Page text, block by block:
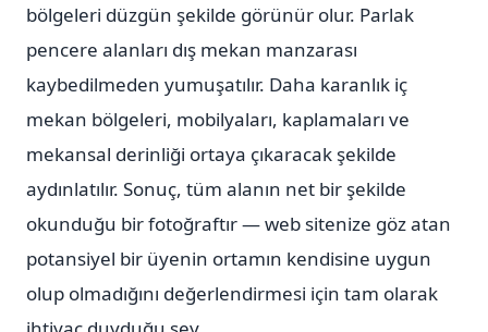
bölgeleri düzgün şekilde görünür olur. Parlak
pencere alanları dış mekan manzarası
kaybedilmeden yumuşatılır. Daha karanlık iç
mekan bölgeleri, mobilyaları, kaplamaları ve
mekansal derinliği ortaya çıkaracak şekilde
aydınlatılır. Sonuç, tüm alanın net bir şekilde
okunduğu bir fotoğraftır — web sitenize göz atan
potansiyel bir üyenin ortamın kendisine uygun
olup olmadığını değerlendirmesi için tam olarak